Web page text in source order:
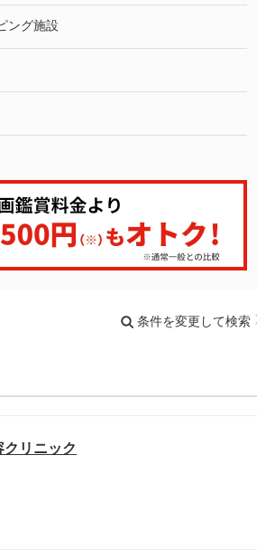
ング施設
条件を変更して検索
クリニック